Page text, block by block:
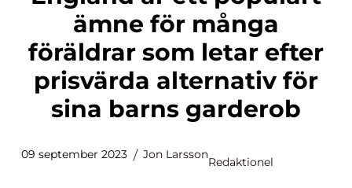
ämne för många
föräldrar som letar efter
prisvärda alternativ för
sina barns garderob
09 september 2023 Jon Larsson
Redaktionel